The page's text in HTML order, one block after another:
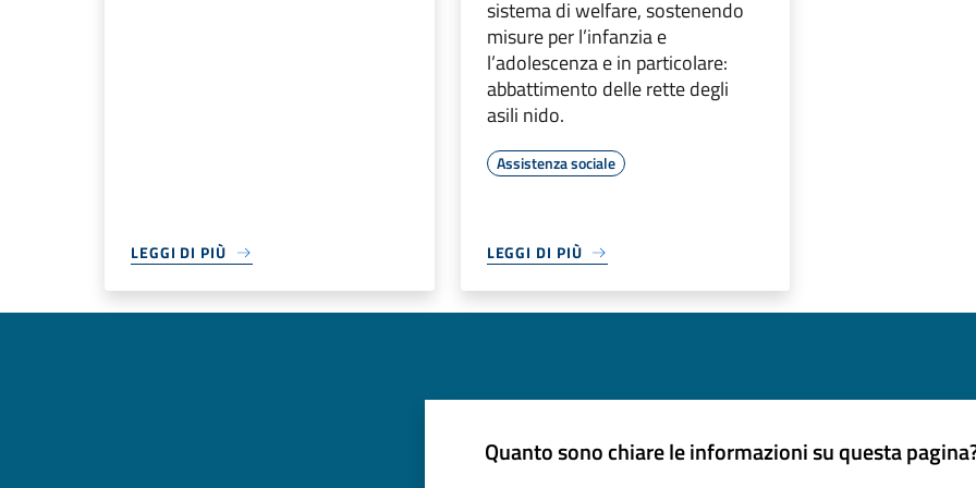
LEGGI DI PIÙ
sistema di welfare, sostenendo
misure per l’infanzia e
l’adolescenza e in particolare:
abbattimento delle rette degli
asili nido.
Assistenza sociale
LEGGI DI PIÙ
Quanto sono chiare le informazioni su questa